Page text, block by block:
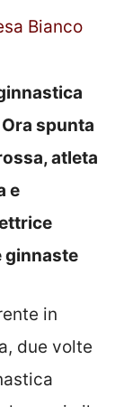
Bianco
spunta
atleta
e
ginnaste
in
due volte